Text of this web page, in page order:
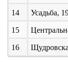
14 Усадьба,
15
16